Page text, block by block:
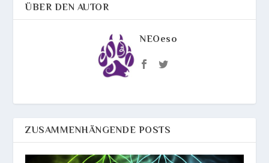
ÜBER DEN AUTOR
NEOeso
ZUSAMMENHÄNGENDE POSTS